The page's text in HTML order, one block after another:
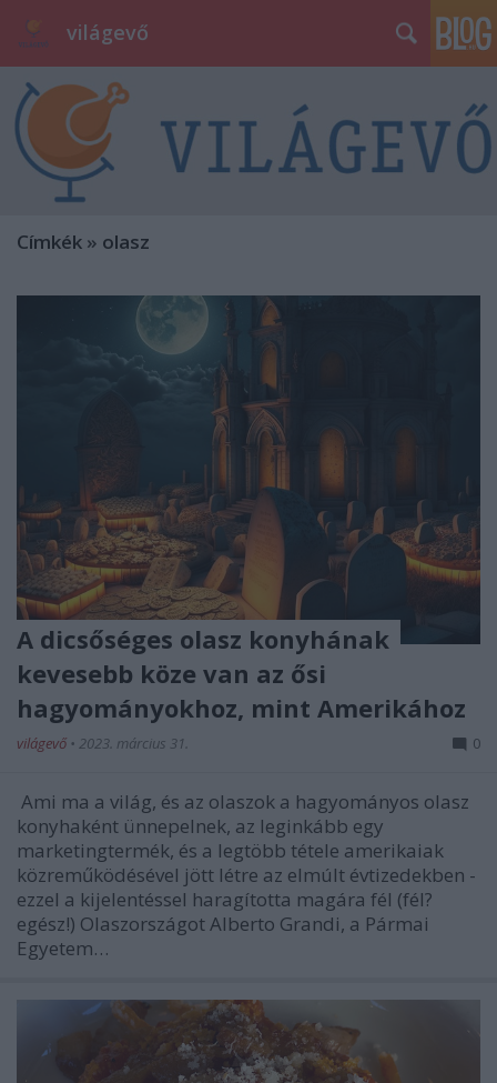
világevő
Címkék » olasz
A dicsőséges olasz konyhának
kevesebb köze van az ősi
hagyományokhoz, mint Amerikához
világevő • 2023. március 31. 0
Ami ma a világ, és az olaszok a hagyományos olasz
konyhaként ünnepelnek, az leginkább egy
marketingtermék, és a legtöbb tétele amerikaiak
közreműködésével jött létre az elmúlt évtizedekben -
ezzel a kijelentéssel haragította magára fél (fél?
egész!) Olaszországot Alberto Grandi, a Pármai
Egyetem…